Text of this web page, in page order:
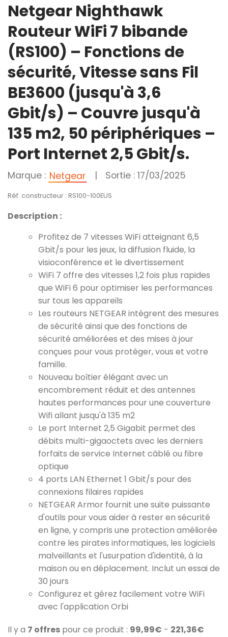
Netgear Nighthawk
Routeur WiFi 7 bibande
(RS100) – Fonctions de
sécurité, Vitesse sans Fil
BE3600 (jusqu'à 3,6
Gbit/s) – Couvre jusqu'à
135 m2, 50 périphériques –
Port Internet 2,5 Gbit/s.
Marque : Netgear | Sortie : 17/03/2025
Réf. constructeur : RS100-100EUS
Description :
Profitez de 7 vitesses WiFi atteignant 6,5
Gbit/s pour les jeux, la diffusion fluide, la
visioconférence et le divertissement
WiFi 7 offre des vitesses 1,2 fois plus rapides
que WiFi 6 pour optimiser les performances
sur tous les appareils
Les routeurs NETGEAR intègrent des mesures
de sécurité ainsi que des fonctions de
sécurité améliorées et des mises à jour
conçues pour vous protéger, vous et votre
famille.
Nouveau boîtier élégant avec un
encombrement réduit et des antennes
hautes performances pour une couverture
Wifi allant jusqu'à 135 m2
Le port Internet 2,5 Gigabit permet des
débits multi-gigaoctets avec les derniers
forfaits de service Internet câblé ou fibre
optique
4 ports LAN Ethernet 1 Gbit/s pour des
connexions filaires rapides
NETGEAR Armor fournit une suite puissante
d'outils pour vous aider à rester en sécurité
en ligne, y compris une protection améliorée
contre les pirates informatiques, les logiciels
malveillants et l'usurpation d'identité, à la
maison ou en déplacement. Inclut un essai de
30 jours
Configurez et gérez facilement votre WiFi
avec l'application Orbi
Il y a 7 offres pour ce produit : 99,99€ - 221,36€